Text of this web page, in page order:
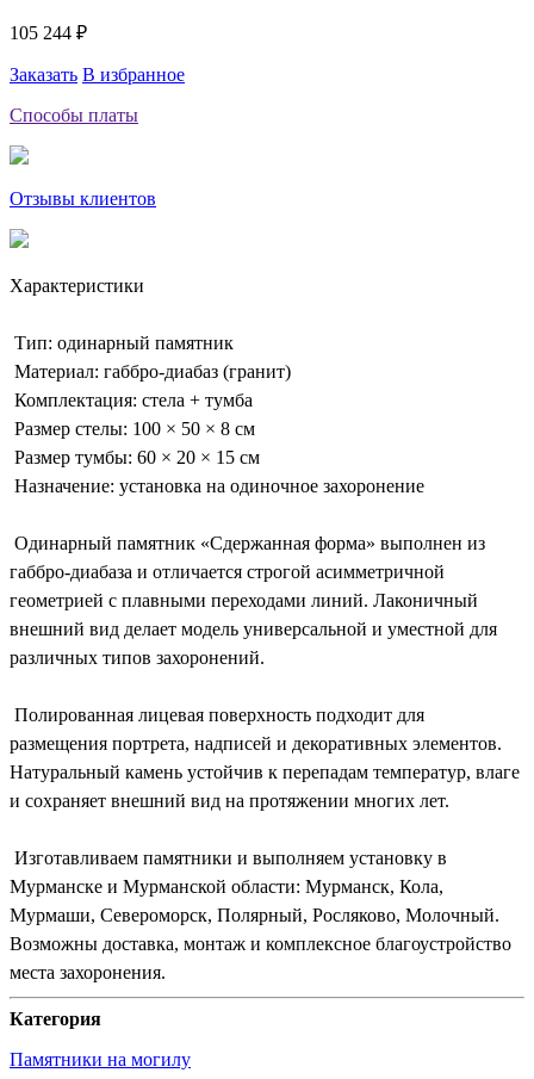
105 244 ₽
Заказать В избранное
Способы платы
Отзывы клиентов
Характеристики
Тип: одинарный памятник
Материал: габбро-диабаз (гранит)
Комплектация: стела + тумба
Размер стелы: 100 × 50 × 8 см
Размер тумбы: 60 × 20 × 15 см
Назначение: установка на одиночное захоронение
Одинарный памятник «Сдержанная форма» выполнен из
габбро-диабаза и отличается строгой асимметричной
геометрией с плавными переходами линий. Лаконичный
внешний вид делает модель универсальной и уместной для
различных типов захоронений.
Полированная лицевая поверхность подходит для
размещения портрета, надписей и декоративных элементов.
Натуральный камень устойчив к перепадам температур, влаге
и сохраняет внешний вид на протяжении многих лет.
Изготавливаем памятники и выполняем установку в
Мурманске и Мурманской области: Мурманск, Кола,
Мурмаши, Североморск, Полярный, Росляково, Молочный.
Возможны доставка, монтаж и комплексное благоустройство
места захоронения.
Категория
Памятники на могилу